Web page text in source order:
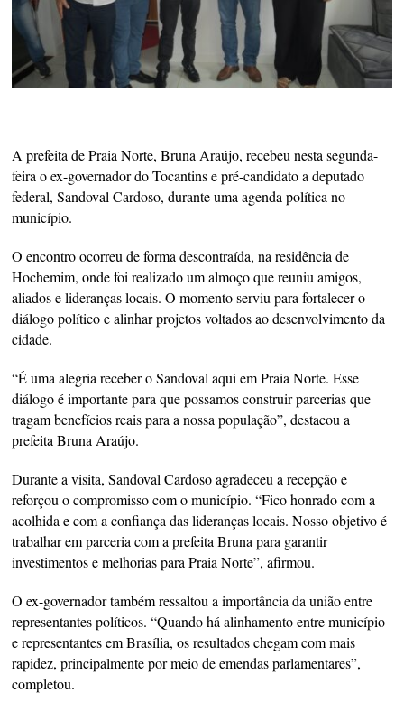
A prefeita de Praia Norte, Bruna Araújo, recebeu nesta segunda-
feira o ex-governador do Tocantins e pré-candidato a deputado
federal, Sandoval Cardoso, durante uma agenda política no
município.
O encontro ocorreu de forma descontraída, na residência de
Hochemim, onde foi realizado um almoço que reuniu amigos,
aliados e lideranças locais. O momento serviu para fortalecer o
diálogo político e alinhar projetos voltados ao desenvolvimento da
cidade.
“É uma alegria receber o Sandoval aqui em Praia Norte. Esse
diálogo é importante para que possamos construir parcerias que
tragam benefícios reais para a nossa população”, destacou a
prefeita Bruna Araújo.
Durante a visita, Sandoval Cardoso agradeceu a recepção e
reforçou o compromisso com o município. “Fico honrado com a
acolhida e com a confiança das lideranças locais. Nosso objetivo é
trabalhar em parceria com a prefeita Bruna para garantir
investimentos e melhorias para Praia Norte”, afirmou.
O ex-governador também ressaltou a importância da união entre
representantes políticos. “Quando há alinhamento entre município
e representantes em Brasília, os resultados chegam com mais
rapidez, principalmente por meio de emendas parlamentares”,
completou.